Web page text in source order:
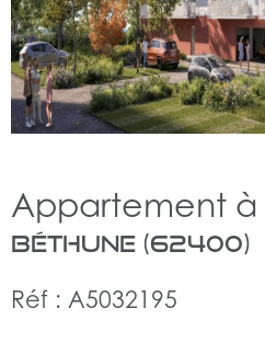
Appartement
Béthune (62400)
Réf : A5032195